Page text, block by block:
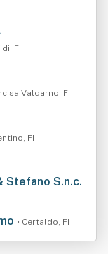
FI
Valdarno, FI
FI
Stefano S.n.c.
• Certaldo, FI